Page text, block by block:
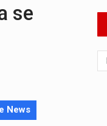
se
News